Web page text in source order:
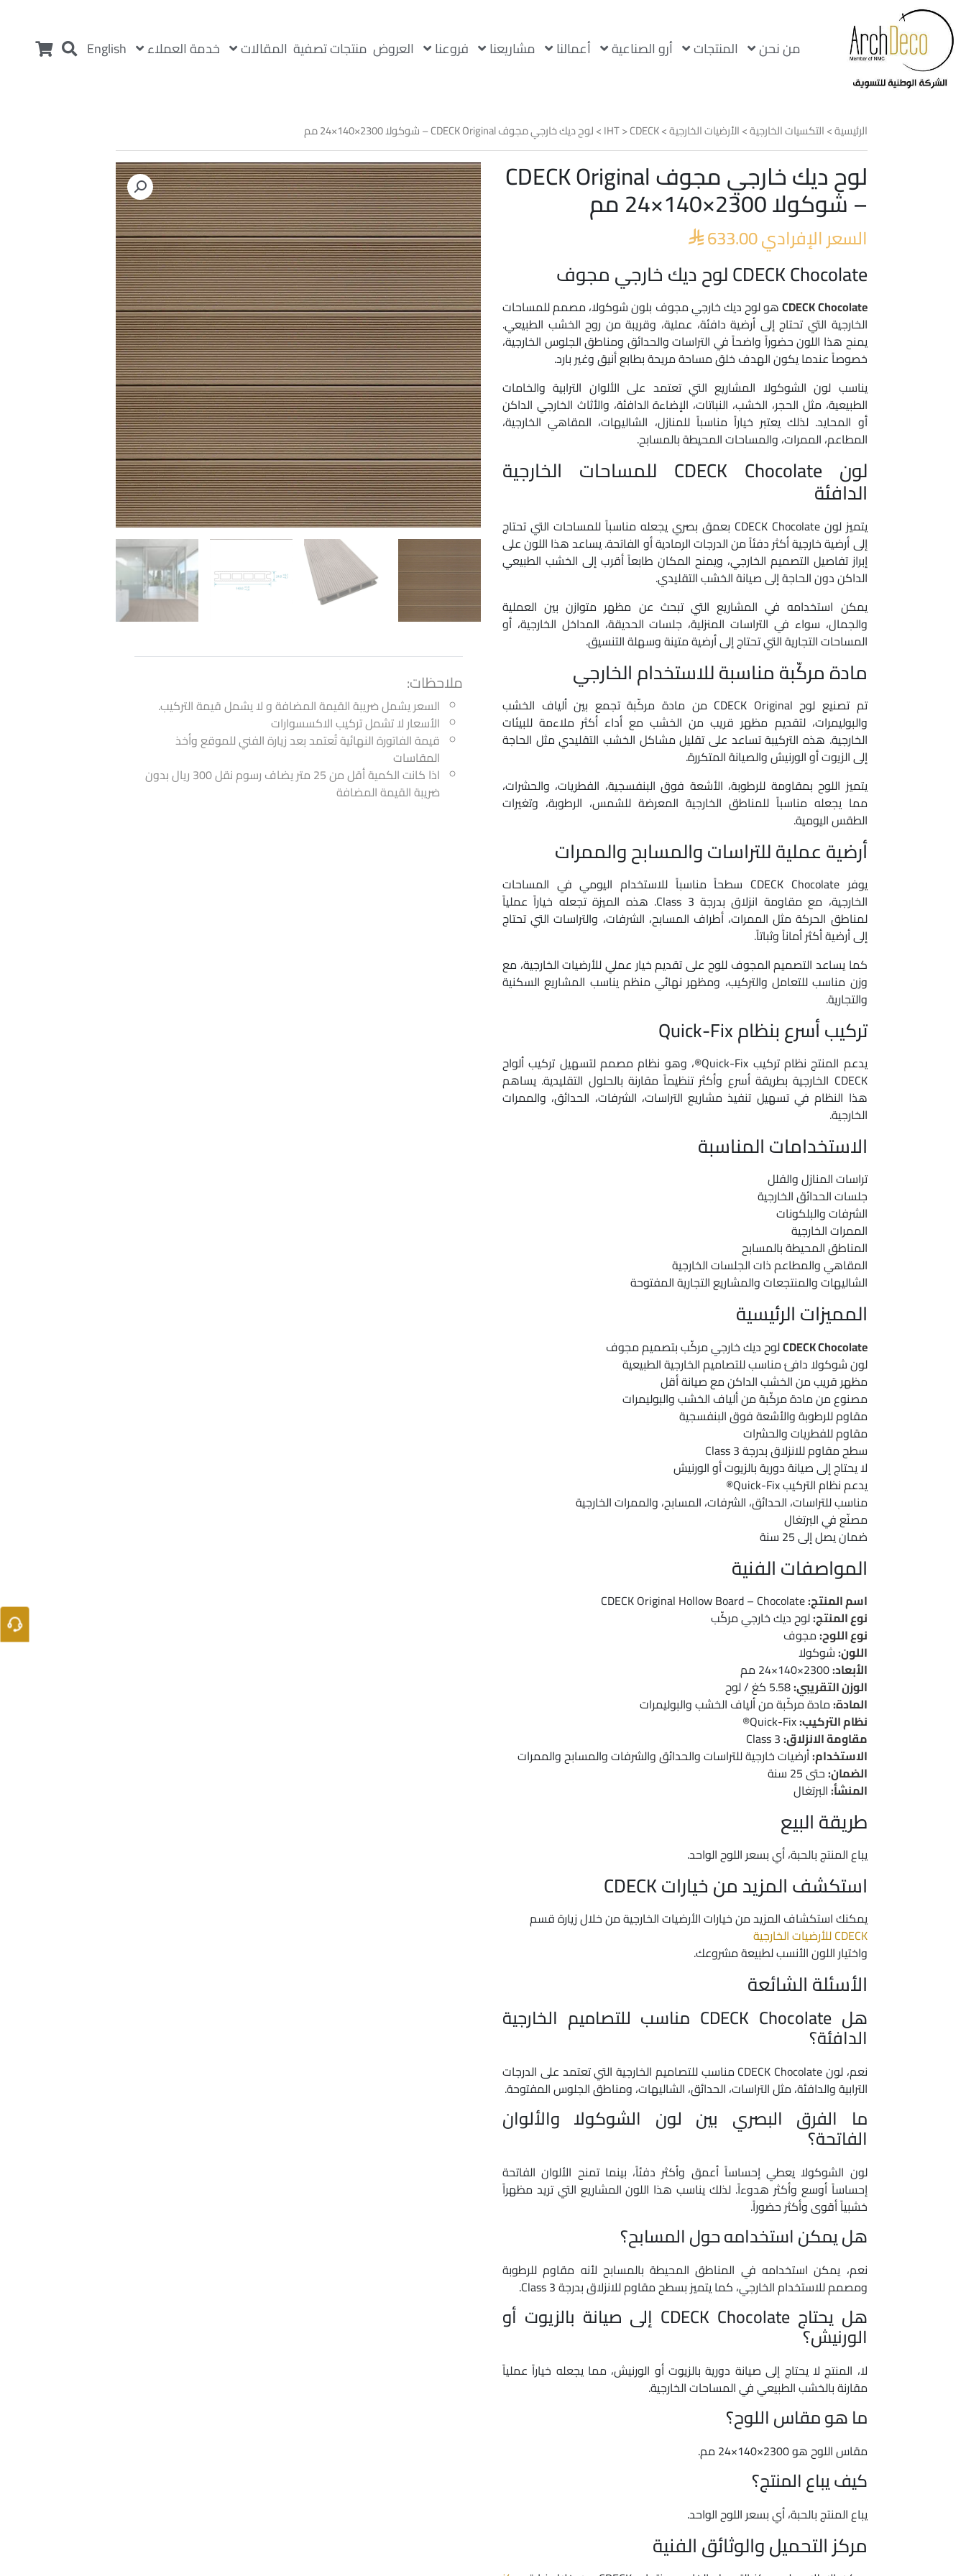
من نحن المنتجات أرو الصناعية أعمالنا مشاريعنا فروعنا العروض منتجات تصفية المقالات خدمة العملاء English
الرئيسية>التكسيات الخارجية>الأرضيات الخارجية>
IHT>CDECK > لوح ديك خارجي مجوف CDECK Original – شوكولا 2300×140×24 مم
لوح ديك خارجي مجوف CDECK Original
– شوكولا 2300×140×24 مم
السعر الإفرادي 633.00
CDECK Chocolate لوح ديك خارجي مجوف
CDECK Chocolateهو لوح ديك خارجي مجوف بلون شوكولا، مصمم للمساحات
الخارجية التي تحتاج إلى أرضية دافئة، عملية، وقريبة من روح الخشب الطبيعي.
يمنح هذا اللون حضوراً واضحاً في التراسات والحدائق ومناطق الجلوس الخارجية،
خصوصاً عندما يكون الهدف خلق مساحة مريحة بطابع أنيق وغير بارد.
يناسب لون الشوكولا المشاريع التي تعتمد على الألوان الترابية والخامات
الطبيعية، مثل الحجر، الخشب، النباتات، الإضاءة الدافئة، والأثاث الخارجي الداكن
أو المحايد. لذلك يعتبر خياراً مناسباً للمنازل، الشاليهات، المقاهي الخارجية،
المطاعم، الممرات، والمساحات المحيطة بالمسابح.
لون CDECK Chocolate للمساحات الخارجية
الدافئة
يتميز لون CDECK Chocolate بعمق بصري يجعله مناسباً للمساحات التي تحتاج
إلى أرضية خارجية أكثر دفئاً من الدرجات الرمادية أو الفاتحة. يساعد هذا اللون على
إبراز تفاصيل التصميم الخارجي، ويمنح المكان طابعاً أقرب إلى الخشب الطبيعي
الداكن دون الحاجة إلى صيانة الخشب التقليدي.
يمكن استخدامه في المشاريع التي تبحث عن مظهر متوازن بين العملية
والجمال، سواء في التراسات المنزلية، جلسات الحديقة، المداخل الخارجية، أو
المساحات التجارية التي تحتاج إلى أرضية متينة وسهلة التنسيق.
مادة مركّبة مناسبة للاستخدام الخارجي
تم تصنيع لوح CDECK Original من مادة مركّبة تجمع بين ألياف الخشب
والبوليمرات، لتقديم مظهر قريب من الخشب مع أداء أكثر ملاءمة للبيئات
الخارجية. هذه التركيبة تساعد على تقليل مشاكل الخشب التقليدي مثل الحاجة
إلى الزيوت أو الورنيش والصيانة المتكررة.
يتميز اللوح بمقاومة للرطوبة، الأشعة فوق البنفسجية، الفطريات، والحشرات،
مما يجعله مناسباً للمناطق الخارجية المعرضة للشمس، الرطوبة، وتغيرات
الطقس اليومية.
أرضية عملية للتراسات والمسابح والممرات
يوفر CDECK Chocolate سطحاً مناسباً للاستخدام اليومي في المساحات
الخارجية، مع مقاومة انزلاق بدرجة Class 3. هذه الميزة تجعله خياراً عملياً
لمناطق الحركة مثل الممرات، أطراف المسابح، الشرفات، والتراسات التي تحتاج
إلى أرضية أكثر أماناً وثباتاً.
كما يساعد التصميم المجوف للوح على تقديم خيار عملي للأرضيات الخارجية، مع
وزن مناسب للتعامل والتركيب، ومظهر نهائي منظم يناسب المشاريع السكنية
والتجارية.
تركيب أسرع بنظام Quick-Fix
يدعم المنتج نظام تركيب Quick-Fix®، وهو نظام مصمم لتسهيل تركيب ألواح
CDECK الخارجية بطريقة أسرع وأكثر تنظيماً مقارنة بالحلول التقليدية. يساهم
هذا النظام في تسهيل تنفيذ مشاريع التراسات، الشرفات، الحدائق، والممرات
الخارجية.
الاستخدامات المناسبة
تراسات المنازل والفلل
جلسات الحدائق الخارجية
الشرفات والبلكونات
الممرات الخارجية
المناطق المحيطة بالمسابح
المقاهي والمطاعم ذات الجلسات الخارجية
الشاليهات والمنتجعات والمشاريع التجارية المفتوحة
المميزات الرئيسية
CDECK Chocolateلوح ديك خارجي مركّب بتصميم مجوف
لون شوكولا دافئ مناسب للتصاميم الخارجية الطبيعية
مظهر قريب من الخشب الداكن مع صيانة أقل
مصنوع من مادة مركّبة من ألياف الخشب والبوليمرات
مقاوم للرطوبة والأشعة فوق البنفسجية
مقاوم للفطريات والحشرات
سطح مقاوم للانزلاق بدرجة Class 3
لا يحتاج إلى صيانة دورية بالزيوت أو الورنيش
يدعم نظام التركيب Quick-Fix®
مناسب للتراسات، الحدائق، الشرفات، المسابح، والممرات الخارجية
مصنّع في البرتغال
ضمان يصل إلى 25 سنة
المواصفات الفنية
اسم المنتج:CDECK Original Hollow Board – Chocolate
نوع المنتج:لوح ديك خارجي مركّب
نوع اللوح:مجوف
اللون:شوكولا
الأبعاد:2300×140×24 مم
الوزن التقريبي:5.58 كغ / لوح
المادة:مادة مركّبة من ألياف الخشب والبوليمرات
نظام التركيب:Quick-Fix®
مقاومة الانزلاق:
الاستخدام:أرضيات خارجية للتراسات والحدائق والشرفات والمسابح والممرات
الضمان:حتى 25 سنة
المنشأ:البرتغال
طريقة البيع
يباع المنتج بالحبة، أي بسعر اللوح الواحد.
استكشف المزيد من خيارات CDECK
يمكنك استكشاف المزيد من خيارات الأرضيات الخارجية من خلال زيارة قسم
CDECK للأرضيات الخارجية
واختيار اللون الأنسب لطبيعة مشروعك.
الأسئلة الشائعة
هل CDECK Chocolate مناسب للتصاميم الخارجية
الدافئة؟
نعم، لون CDECK Chocolate مناسب للتصاميم الخارجية التي تعتمد على الدرجات
الترابية والدافئة، مثل التراسات، الحدائق، الشاليهات، ومناطق الجلوس المفتوحة.
ما الفرق البصري بين لون الشوكولا والألوان
الفاتحة؟
لون الشوكولا يعطي إحساساً أعمق وأكثر دفئاً، بينما تمنح الألوان الفاتحة
إحساساً أوسع وأكثر هدوءاً. لذلك يناسب هذا اللون المشاريع التي تريد مظهراً
خشبياً أقوى وأكثر حضوراً.
هل يمكن استخدامه حول المسابح؟
نعم، يمكن استخدامه في المناطق المحيطة بالمسابح لأنه مقاوم للرطوبة
ومصمم للاستخدام الخارجي، كما يتميز بسطح مقاوم للانزلاق بدرجة Class 3.
هل يحتاج CDECK Chocolate إلى صيانة بالزيوت أو
الورنيش؟
لا، المنتج لا يحتاج إلى صيانة دورية بالزيوت أو الورنيش، مما يجعله خياراً عملياً
مقارنة بالخشب الطبيعي في المساحات الخارجية.
ما هو مقاس اللوح؟
مقاس اللوح هو 2300×140×24 مم.
كيف يباع المنتج؟
يباع المنتج بالحبة، أي بسعر اللوح الواحد.
مركز التحميل والوثائق الفنية
ملاحظات:
السعر يشمل ضريبة القيمة المضافة و لا يشمل قيمة التركيب.
الأسعار لا تشمل تركيب الاكسسوارات
قيمة الفاتورة النهائية تُعتمد بعد زيارة الفني للموقع وأخذ
المقاسات
اذا كانت الكمية أقل من 25 متر يضاف رسوم نقل 300 ريال بدون
ضريبة القيمة المضافة